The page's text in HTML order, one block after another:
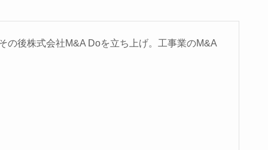
の後株式会社M&A Doを立ち上げ。工事業のM&A